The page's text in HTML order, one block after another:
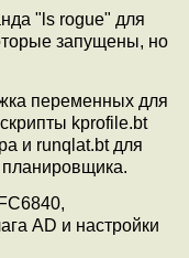
"ls rogue" для
запущены, но
переменных для
kprofile.bt
и runqlat.bt для
AD и настройки